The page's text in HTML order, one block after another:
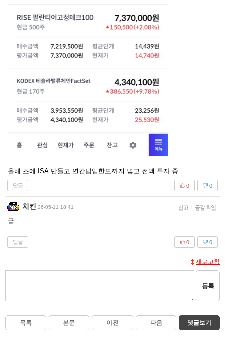
올해 초에 ISA 만들고 연간납입한도까지 넣고 전액 투자 중
답글 0
0
치킨 26-05-11 18:41 신고 | 공감 확인
굳
답글 0
0
새로고침
등록
목록 본문 이전 다음 댓글보기